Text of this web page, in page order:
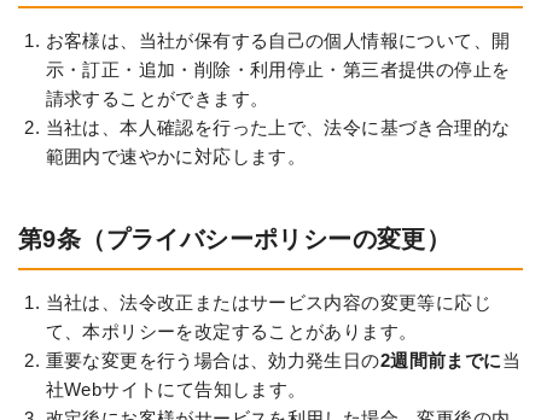
お客様は、当社が保有する自己の個人情報について、開
示・訂正・追加・削除・利用停止・第三者提供の停止を
請求することができます。
当社は、本人確認を行った上で、法令に基づき合理的な
範囲内で速やかに対応します。
第9条（プライバシーポリシーの変更）
当社は、法令改正またはサービス内容の変更等に応じ
て、本ポリシーを改定することがあります。
重要な変更を行う場合は、効力発生日の2週間前までに当
社Webサイトにて告知します。